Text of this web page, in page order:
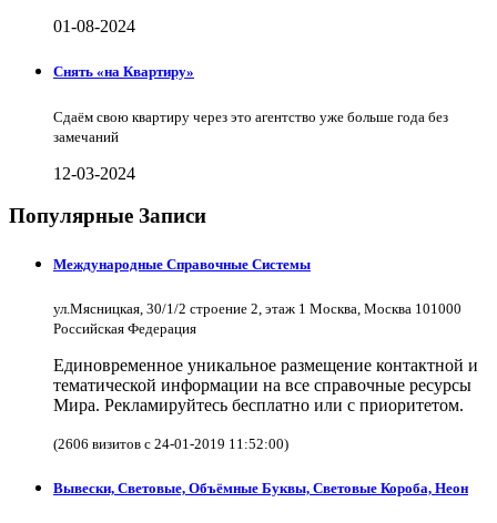
01-08-2024
Снять «на Квартиру»
Сдаём свою квартиру через это агентство уже больше года без
замечаний
12-03-2024
Популярные Записи
Международные Справочные Системы
ул.Мясницкая, 30/1/2 строение 2, этаж 1 Москва, Москва 101000
Российская Федерация
Единовременное уникальное размещение контактной и
тематической информации на все справочные ресурсы
Мира. Рекламируйтесь бесплатно или с приоритетом.
(2606 визитов с 24-01-2019 11:52:00)
Вывески, Световые, Объёмные Буквы, Световые Короба, Неон